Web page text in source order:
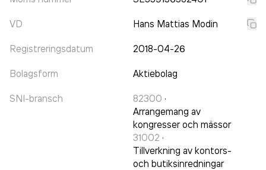
VD Hans Mattias Modin
Registreringsdatum 2018-04-26
Bolagsform Aktiebolag
SNI-bransch 82300 ·
Arrangemang av
kongresser och mässor
31002 ·
Tillverkning av kontors-
och butiksinredningar